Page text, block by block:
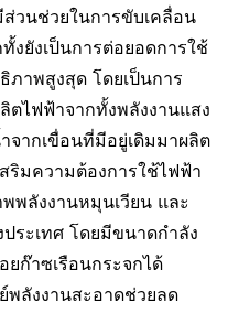
ส่วนช่วยในการขับเคลื่อน
งยังเป็นการต่อยอดการใช้
ภาพสูงสุด โดยเป็นการ
ไฟฟ้าจากทั้งพลังงานแสง
จากเขื่อนที่มีอยู่เดิมมาผลิต
ริมความต้องการใช้ไฟฟ้า
พลังงานหมุนเวียน และ
ระเทศ โดยมีขนาดกำลัง
ก๊าซเรือนกระจกได้
ลังงานสะอาดช่วยลด